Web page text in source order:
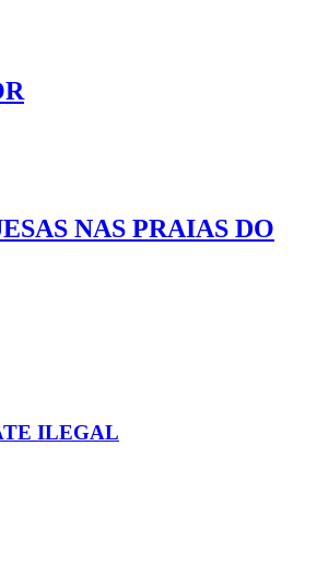
NAS PRAIAS DO
ILEGAL